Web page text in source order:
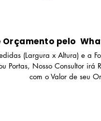
Orçamento pelo
(Largura x Altura) e a
Portas, Nosso Consultor irá
com o Valor de seu